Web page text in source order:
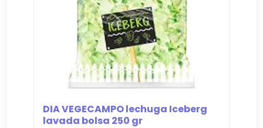
DIA VEGECAMPO lechuga Iceberg
lavada bolsa 250 gr